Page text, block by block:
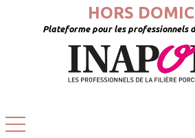
HORS
Plateforme pour les professionnels